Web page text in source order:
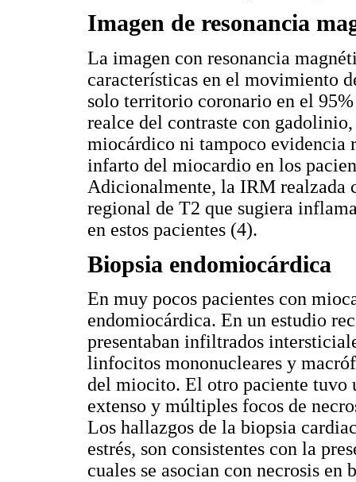
Imagen de resonancia
La imagen con resonancia
características en el movimiento
solo territorio coronario en el
realce del contraste con
miocárdico ni tampoco evidencia
infarto del miocardio en los
Adicionalmente, la IRM realzada
regional de T2 que sugiera
en estos pacientes (4).
Biopsia endomiocárdica
En muy pocos pacientes con
endomiocárdica. En un estudio
presentaban infiltrados
linfocitos mononucleares y
del miocito. El otro paciente
extenso y múltiples focos de
Los hallazgos de la biopsia
estrés, son consistentes con la
cuales se asocian con necrosis en